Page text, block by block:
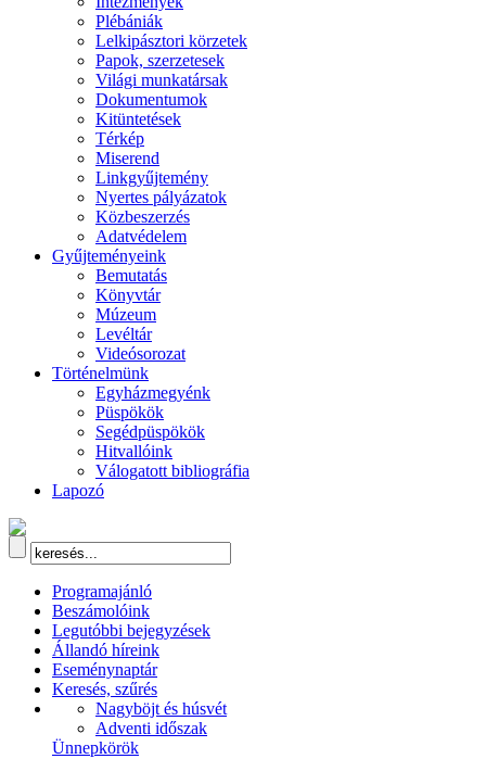
Plébániák
Lelkipásztori körzetek
Papok, szerzetesek
Világi munkatársak
Dokumentumok
Kitüntetések
Térkép
Miserend
Linkgyűjtemény
Nyertes pályázatok
Közbeszerzés
Adatvédelem
Gyűjteményeink
Bemutatás
Könyvtár
Múzeum
Levéltár
Videósorozat
Történelmünk
Egyházmegyénk
Püspökök
Segédpüspökök
Hitvallóink
Válogatott bibliográfia
Lapozó
Programajánló
Beszámolóink
Legutóbbi bejegyzések
Állandó híreink
Eseménynaptár
Keresés, szűrés
Nagyböjt és húsvét
Adventi időszak
Ünnepkörök